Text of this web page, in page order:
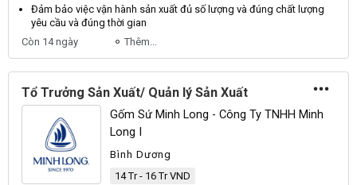
Đảm bảo việc vận hành sản xuất đủ số lượng và đúng chất lượng
yêu cầu và đúng thời gian
Còn 14 ngày
Thêm...
Tổ Trưởng Sản Xuất/ Quản lý Sản Xuất
Gốm Sứ Minh Long - Công Ty TNHH Minh
Long I
Bình Dương
14 Tr - 16 Tr VND